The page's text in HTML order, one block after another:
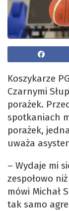
Koszykarze
Czarnymi
porażek.
spotkaniach
porażek,
uważa
– Wydaje mi
zespołowo
mówi Michał
tak samo